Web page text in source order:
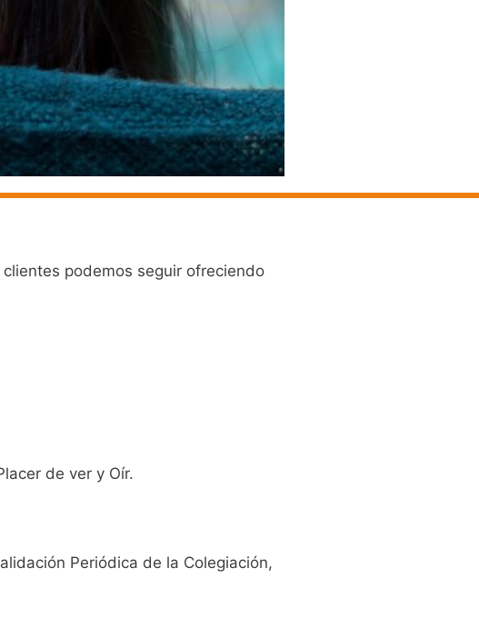
podemos seguir ofreciendo
de ver y Oír.
Periódica de la Colegiación,